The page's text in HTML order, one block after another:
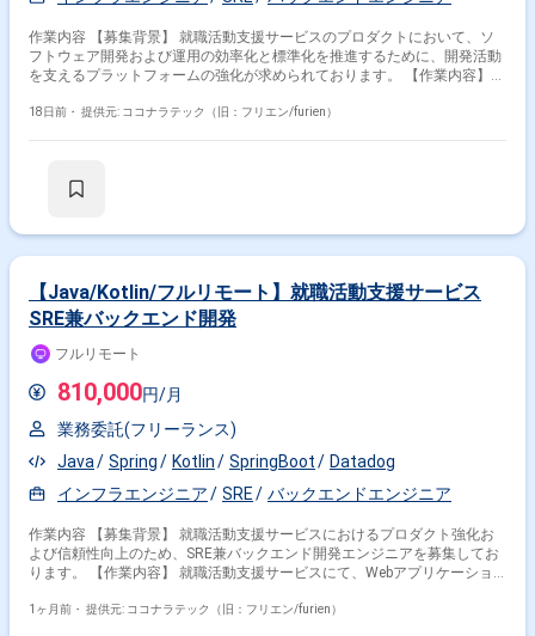
作業内容 【募集背景】 就職活動支援サービスのプロダクトにおいて、ソ
フトウェア開発および運用の効率化と標準化を推進するために、開発活動
を支えるプラットフォームの強化が求められております。 【作業内容】
盤、AI開発ツールなどを含む開発基盤の構築と運用をご担当いただきま
検証・導入などに携わっていただきます。 【求める人物像】 開発基盤全
ーム領域に深く関わることで、インフラからアプリケーションまで幅広い
技術スタックに携わることができます。技術選定やガイドライン策定な
ど、テックリードとしてプロダクトの技術的方向性に影響を与えられる環
境です。AI開発ツールの検証・導入など、新しい領域にもチャレンジして
いただけます。 【開発環境】 サーバサイド：Kotlin/Java、SpringBoot、
DGS framework(GraphQL)、Kotest、spock(groovy)、LocalStack、
Playwright フロントエンド：React、Apollo、TypeScript、Knockout、
webpack、Storybook、Jest モバイルアプリ：SwiftUI、MagicPod クラウ
ドサービス：AWS（メイン）（fargate、rds、sqs、redshift など）、
GCP（firebase、bigquery など）、CI/Cd（GitHub Actions、Docker、
SendGrid、Datadog、Sentry） デザイン：Figma コミュニケーション他：
GitHub Enterprise Cloud、Notion、Slack、Google Meet、Zoom、Discord
18日前・ 提供元: ココナラテック（旧：フリエン/furien）
【Java/Kotlin/フルリモート】就職活動支援サービス
SRE兼バックエンド開発
フルリモート
810,000円/月
業務委託(フリーランス)
Java
Spring Kotlin SpringBoot
Datadog
インフラエンジニア
SRE バックエンドエンジニア
作業内容 【募集背景】 就職活動支援サービスにおけるプロダクト強化お
よび信頼性向上のため、SRE兼バックエンド開発エンジニアを募集してお
ります。 【作業内容】 就職活動支援サービスにて、Webアプリケーショ
ル、ソフトウェアの選定と導入、セキュリティやガイドラインの策定を行
1ヶ月前・ 提供元: ココナラテック（旧：フリエン/furien）